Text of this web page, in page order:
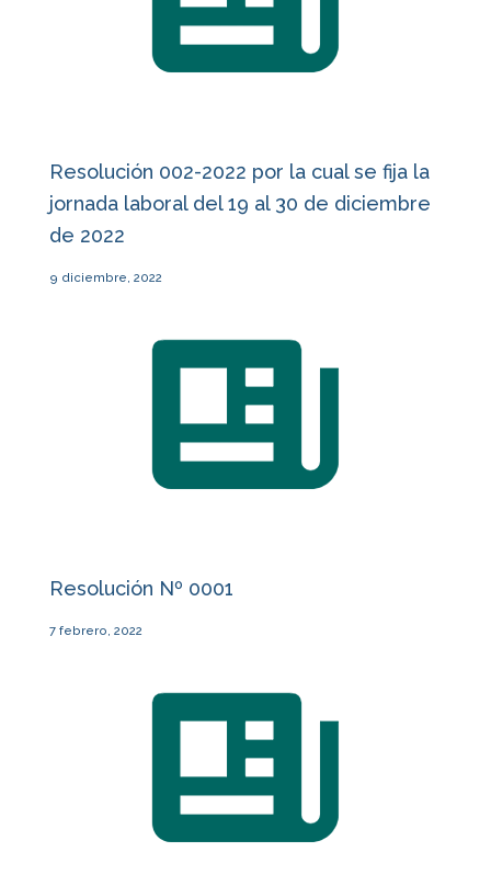
Resolución 002-2022 por la cual se fija la
jornada laboral del 19 al 30 de diciembre
de 2022
9 diciembre, 2022
Resolución Nº 0001
7 febrero, 2022